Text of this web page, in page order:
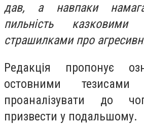
дав, а навпаки
пильність
страшилками про
Редакція пропонує
остовними
проаналізувати до
призвести у подальшому.